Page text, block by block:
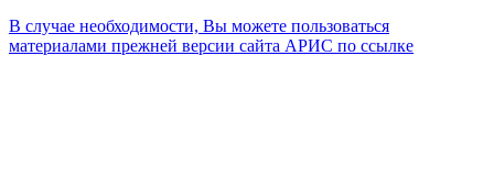
В случае необходимости, Вы можете пользоваться
материалами прежней версии сайта АРИС по ссылке